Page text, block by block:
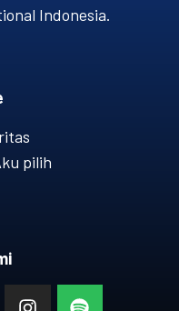
Indonesia.
pilih